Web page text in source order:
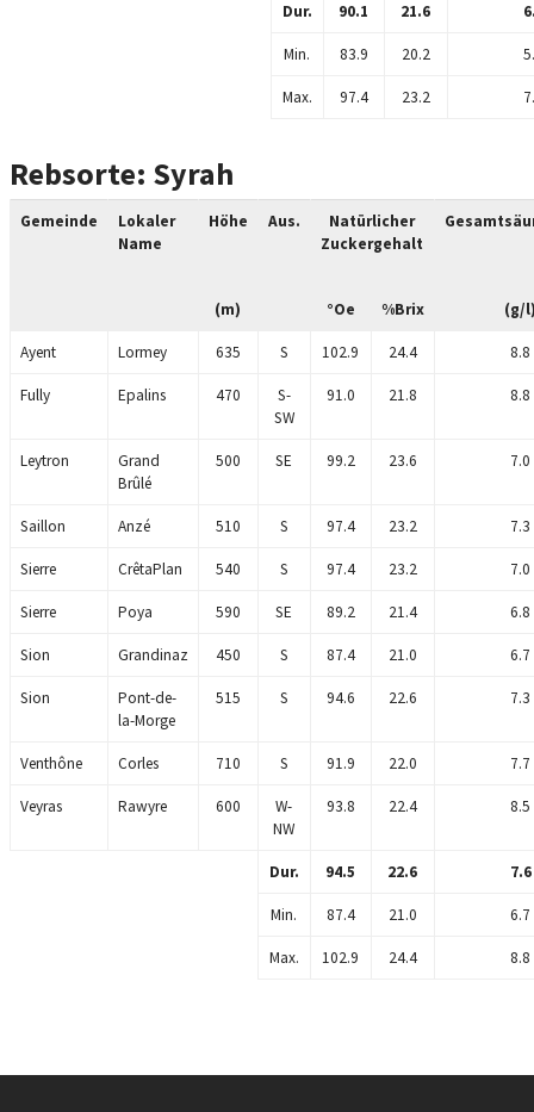
Dur. 90.1 21.6
Min. 83.9 20.2
Max. 97.4 23.2
Rebsorte: Syrah
Gemeinde
Lokaler
Name
Höhe Aus.
Natürlicher
Zuckergehalt
(m) °Oe %Brix (g/
Ayent Lormey 635 S 102.9 24.4 8.8
Fully Epalins 470
S-
SW
91.0 21.8 8.8
Leytron
Grand
Brûlé
500 SE 99.2 23.6 7.0
Saillon Anzé 510 S 97.4 23.2 7.3
Sierre CrêtaPlan 540 S 97.4 23.2 7.0
Sierre Poya 590 SE 89.2 21.4 6.8
Sion Grandinaz 450 S 87.4 21.0 6.7
Sion
Pont-de-
la-Morge
515 S 94.6 22.6 7.3
Venthône Corles 710 S 91.9 22.0 7.7
Veyras Rawyre 600
W-
NW
93.8 22.4 8.5
Dur. 94.5 22.6 7.6
Min. 87.4 21.0 6.7
Max. 102.9 24.4 8.8